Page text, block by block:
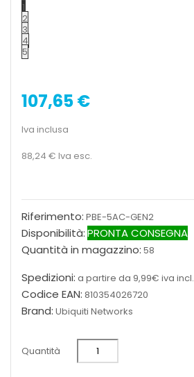
1
2
3
4
5
107,65 €
Iva inclusa
88,24 € Iva esc.
Riferimento: PBE-5AC-GEN2
Disponibilità:PRONTA CONSEGNA
Quantità in magazzino: 58
Spedizioni: a partire da 9,99€ iva incl.
Codice EAN: 810354026720
Brand: Ubiquiti Networks
Quantità